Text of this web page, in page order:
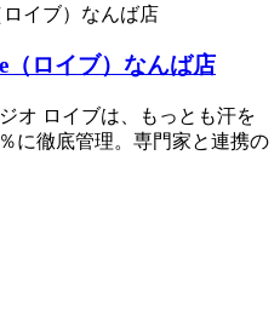
ロイブ）なんば店
オ ロイブは、もっとも汗を
に徹底管理。専門家と連携の